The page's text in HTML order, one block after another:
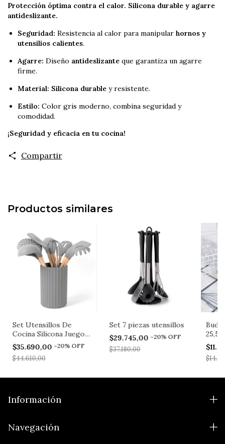
Protección óptima contra el calor. Silicona durable y agarre
antideslizante.
Seguridad: Resistencia al calor para manipular hornos y
utensilios calientes.
Agarre: Diseño antideslizante que garantiza un agarre
firme.
Material: Silicona durable y resistente.
Estilo: Color gris moderno, combina seguridad y
comodidad.
¡Seguridad y eficacia en tu cocina!
Compartir
Productos similares
Set Utensillos De
Cocina Silicona Juego
x9 Carol
$35.690,00 -20% OFF
$44.610,00
Set 7 piezas utensillos
$29.745,00 -20% OFF
$37.180,00
Información
Navegación